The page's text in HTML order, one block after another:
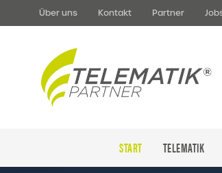
Über uns Kontakt Partner
START TELEMATIK